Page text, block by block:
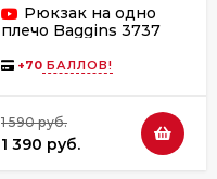
Рюкзак на одно
плечо Baggins 3737
+70 БАЛЛОВ!
1 590 руб.
1 390 руб.